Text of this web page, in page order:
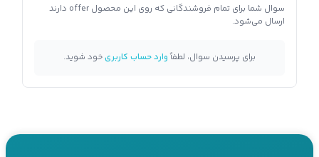
سوال شما برای تمام فروشندگانی که روی این محصول offer دارند
ارسال می‌شود.
برای پرسیدن سوال، لطفاًوارد حساب کاربریخود شوید.